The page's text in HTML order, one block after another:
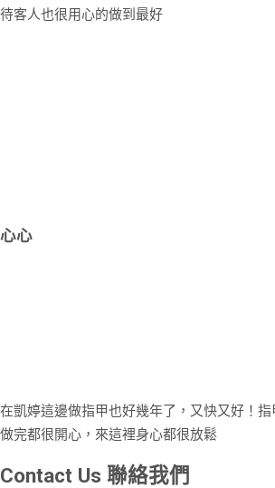
待客人也很用心的做到最好
心心
在凱婷這邊做指甲也好幾年了，又快又好！
做完都很開心，來這裡身心都很放鬆
Contact Us 聯絡我們